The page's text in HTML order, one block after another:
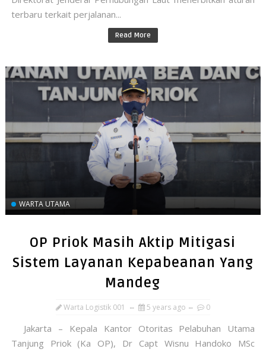
terbaru terkait perjalanan...
Read More
WARTA UTAMA
OP Priok Masih Aktip Mitigasi
Sistem Layanan Kepabeanan Yang
Mandeg
Warta Logistik 001 5 years ago 0
Jakarta – Kepala Kantor Otoritas Pelabuhan Utama
Tanjung Priok (Ka OP), Dr Capt Wisnu Handoko MSc